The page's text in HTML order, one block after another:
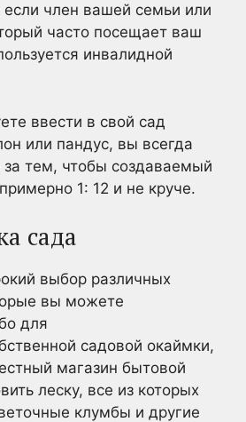
член вашей семьи или
часто посещает ваш
инвалидной
ввести в свой сад
или пандус, вы всегда
тем, чтобы создаваемый
1: 12 и не круче.
сада
выбор различных
вы можете
для
садовой окаймки,
магазин бытовой
леску, все из которых
клумбы и другие